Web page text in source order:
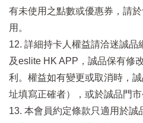
有未使用之點數或優惠券，請
用。
12. 詳細持卡人權益請洽迷誠品
及eslite HK APP，誠品保有修
利。權益如有變更或取消時，
址填寫正確者），或於誠品門市
13. 本會員約定條款只適用於誠